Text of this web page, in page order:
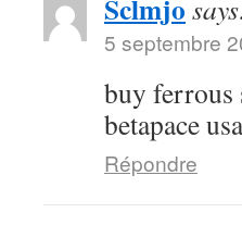
Sclmjo
5 septembre
buy ferrous
betapace usa
Répondre